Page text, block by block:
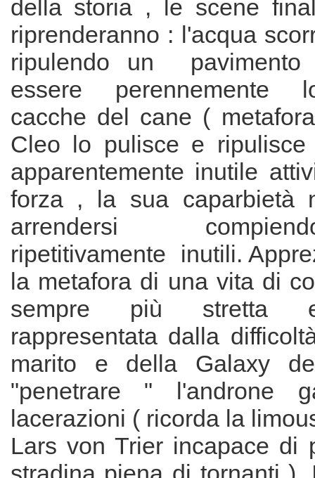
della storia , le scene
riprenderanno : l'acqua
ripulendo un pavimento
essere perennemente
cacche del cane (
Cleo lo pulisce e
apparentemente inutile
forza , la sua caparbietà
arrendersi
ripetitivamente inutili.
la metafora di una vita di
sempre più stretta
rappresentata dalla
marito e della Galaxy
"penetrare " l'androne
lacerazioni ( ricorda la
Lars von Trier incapace di